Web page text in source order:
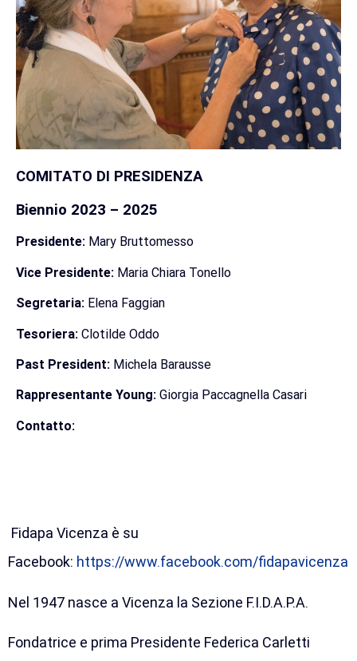
COMITATO DI PRESIDENZA
Biennio 2023 – 2025
Presidente: Mary Bruttomesso
Vice Presidente: Maria Chiara Tonello
Segretaria: Elena Faggian
Tesoriera: Clotilde Oddo
Past President: Michela Barausse
Rappresentante Young: Giorgia Paccagnella Casari
Contatto:
Fidapa Vicenza è su
Facebook: https://www.facebook.com/fidapavicenza
Nel 1947 nasce a Vicenza la Sezione F.I.D.A.P.A.
Fondatrice e prima Presidente Federica Carletti